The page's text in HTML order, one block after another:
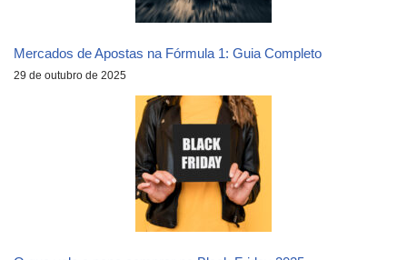
Mercados de Apostas na Fórmula 1: Guia Completo
29 de outubro de 2025